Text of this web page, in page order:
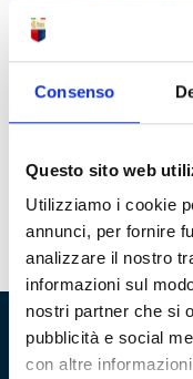
Consenso
Questo sito web
Utilizziamo i cookie
annunci, per fornire
analizzare il nostro
informazioni sul
nostri partner che si
pubblicità e social
con altre
trasformazioni
innovazioni e di
lavorativo, che sono
accostato alle
ultracentenaria del
piano del Museo,
giugno 2019. L’orario
ultimo ingresso).
biglietto del Museo.